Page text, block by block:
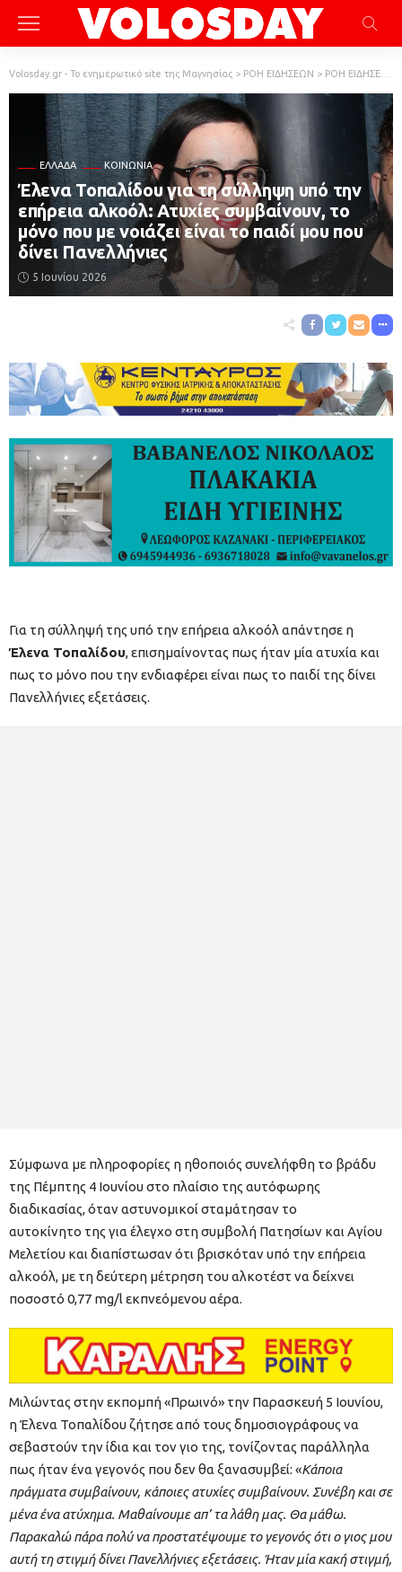
Volosday.gr - Το ενημερωτικό site της Μαγνησίας > ΡΟΗ ΕΙΔΗΣΕΩΝ > ΡΟΗ ΕΙΔΗΣΕΩΝ
ΕΛΛΆΔΑ ΚΟΙΝΩΝΙΑ
Έλενα Τοπαλίδου για τη σύλληψη υπό την
επήρεια αλκοόλ: Ατυχίες συμβαίνουν, το
μόνο που με νοιάζει είναι το παιδί μου που
δίνει Πανελλήνιες
5 Ιουνίου 2026
Για τη σύλληψή της υπό την επήρεια αλκοόλ απάντησε η
Έλενα Τοπαλίδου, επισημαίνοντας πως ήταν μία ατυχία και
πως το μόνο που την ενδιαφέρει είναι πως το παιδί της δίνει
Πανελλήνιες εξετάσεις.
Σύμφωνα με πληροφορίες η ηθοποιός συνελήφθη το βράδυ
της Πέμπτης 4 Ιουνίου στο πλαίσιο της αυτόφωρης
διαδικασίας, όταν αστυνομικοί σταμάτησαν το
αυτοκίνητο της για έλεγχο στη συμβολή Πατησίων και Αγίου
Μελετίου και διαπίστωσαν ότι βρισκόταν υπό την επήρεια
αλκοόλ, με τη δεύτερη μέτρηση του αλκοτέστ να δείχνει
ποσοστό 0,77 mg/l εκπνεόμενου αέρα.
Μιλώντας στην εκπομπή «Πρωινό» την Παρασκευή 5 Ιουνίου,
η Έλενα Τοπαλίδου ζήτησε από τους δημοσιογράφους να
σεβαστούν την ίδια και τον γιο της, τονίζοντας παράλληλα
πως ήταν ένα γεγονός που δεν θα ξανασυμβεί: «Κάποια
πράγματα συμβαίνουν, κάποιες ατυχίες συμβαίνουν. Συνέβη και σε
μένα ένα ατύχημα. Μαθαίνουμε απ’ τα λάθη μας. Θα μάθω.
Παρακαλώ πάρα πολύ να προστατέψουμε το γεγονός ότι ο γιος μου
αυτή τη στιγμή δίνει Πανελλήνιες εξετάσεις. Ήταν μία κακή στιγμή,